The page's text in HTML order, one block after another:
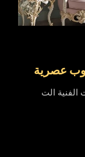
عصرية
الفنية الت